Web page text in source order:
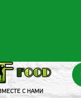
С НАМИ